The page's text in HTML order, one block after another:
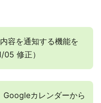
容を通知する機能を
修正）
Googleカレンダーから